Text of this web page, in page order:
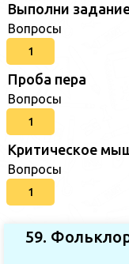
Выполни
Вопросы
1
Проба пера
Вопросы
1
Критическое
Вопросы
1
59.